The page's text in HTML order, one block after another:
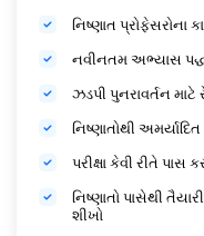
નિષ્ણાત પ્રોફેસરોના
નવીનતમ અભ્યાસ
ઝડપી પુનરાવર્તન માટે
નિષ્ણાતોથી
પરીક્ષા કેવી રીતે
નિષ્ણાતો પાસેથી
શીખો